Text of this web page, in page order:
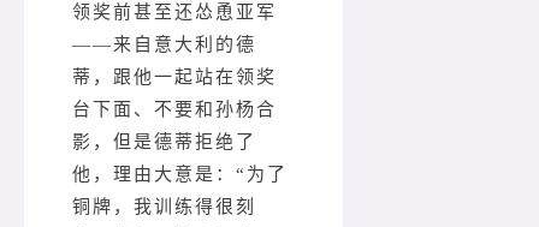
领奖前甚至还怂恿亚军
——来自意大利的德
蒂，跟他一起站在领奖
台下面、不要和孙杨合
影，但是德蒂拒绝了
他，理由大意是：“为了
铜牌，我训练得很刻